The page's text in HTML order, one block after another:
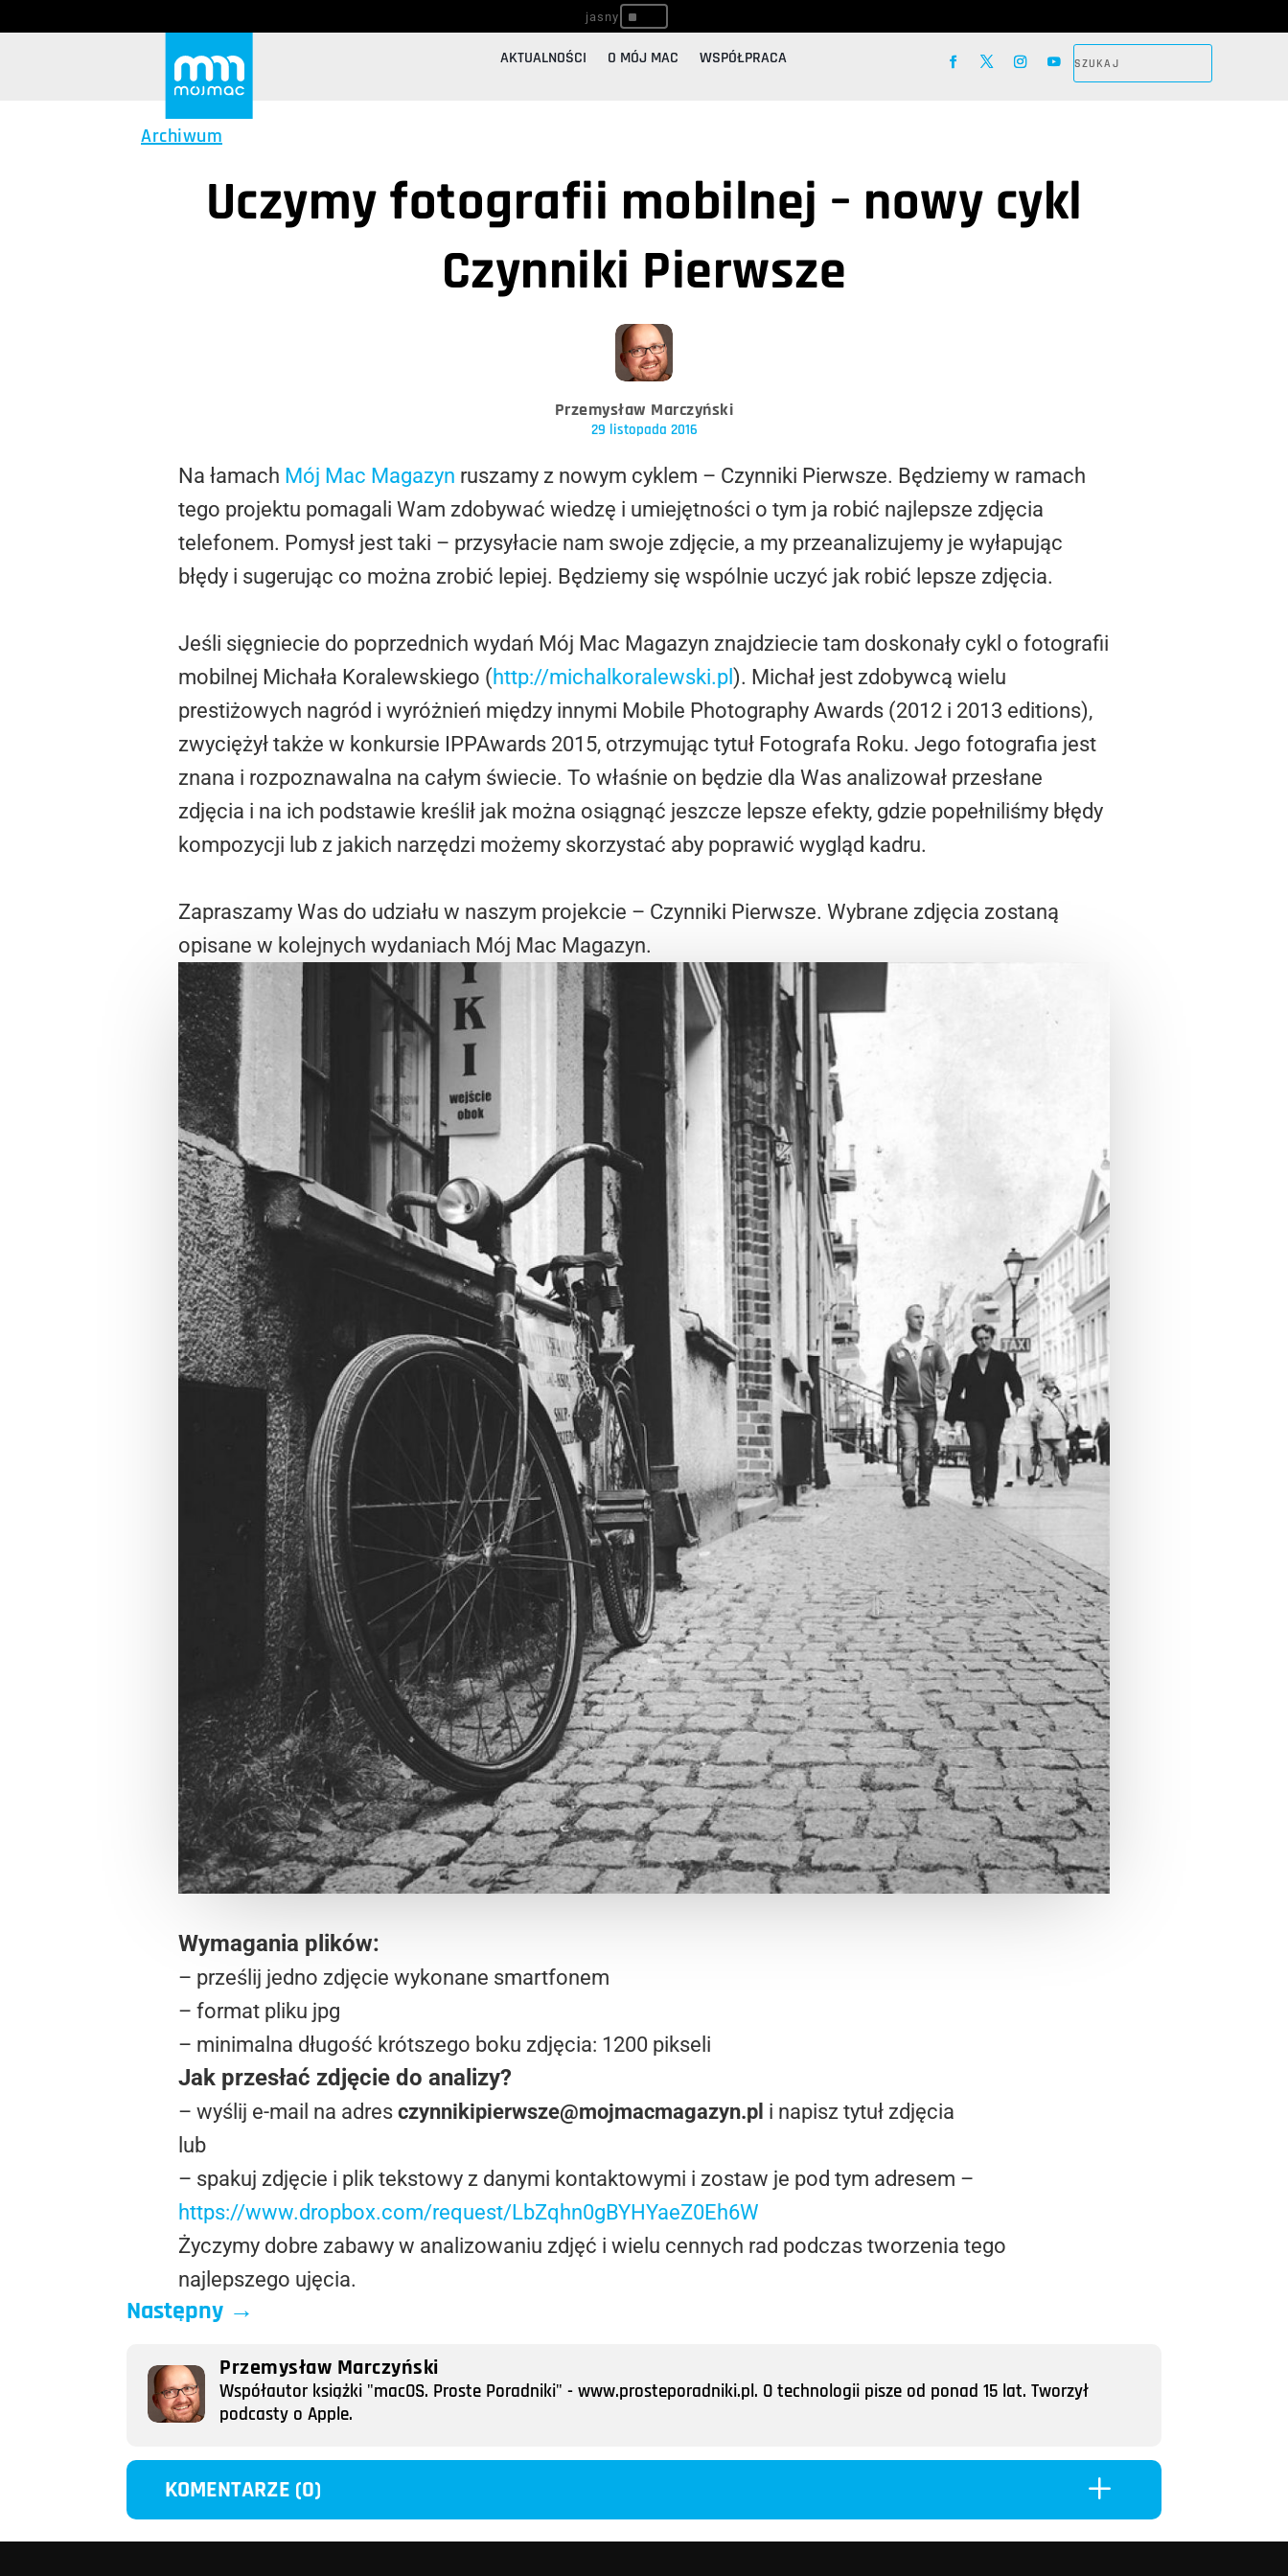
^
AKTUALNOŚCI O MÓJ MAC WSPÓŁPRACA
Archiwum
Uczymy fotografii mobilnej – nowy cykl
Czynniki Pierwsze
Przemysław Marczyński
29 listopada 2016
Na łamach Mój Mac Magazyn ruszamy z nowym cyklem – Czynniki Pierwsze. Będziemy w ramach
tego projektu pomagali Wam zdobywać wiedzę i umiejętności o tym ja robić najlepsze zdjęcia
telefonem. Pomysł jest taki – przysyłacie nam swoje zdjęcie, a my przeanalizujemy je wyłapując
błędy i sugerując co można zrobić lepiej. Będziemy się wspólnie uczyć jak robić lepsze zdjęcia.
Jeśli sięgniecie do poprzednich wydań Mój Mac Magazyn znajdziecie tam doskonały cykl o fotografii
mobilnej Michała Koralewskiego (http://michalkoralewski.pl ). Michał jest zdobywcą wielu
prestiżowych nagród i wyróżnień między innymi Mobile Photography Awards (2012 i 2013 editions),
zwyciężył także w konkursie IPPAwards 2015, otrzymując tytuł Fotografa Roku. Jego fotografia jest
znana i rozpoznawalna na całym świecie. To właśnie on będzie dla Was analizował przesłane
zdjęcia i na ich podstawie kreślił jak można osiągnąć jeszcze lepsze efekty, gdzie popełniliśmy błędy
kompozycji lub z jakich narzędzi możemy skorzystać aby poprawić wygląd kadru.
Zapraszamy Was do udziału w naszym projekcie – Czynniki Pierwsze. Wybrane zdjęcia zostaną
opisane w kolejnych wydaniach Mój Mac Magazyn.
Wymagania plików:
– prześlij jedno zdjęcie wykonane smartfonem
– format pliku jpg
– minimalna długość krótszego boku zdjęcia: 1200 pikseli
Jak przesłać zdjęcie do analizy?
– wyślij e-mail na adres czynnikipierwsze@mojmacmagazyn.pl i napisz tytuł zdjęcia
lub
– spakuj zdjęcie i plik tekstowy z danymi kontaktowymi i zostaw je pod tym adresem –
https://www.dropbox.com/request/LbZqhn0gBYHYaeZ0Eh6W
Życzymy dobre zabawy w analizowaniu zdjęć i wielu cennych rad podczas tworzenia tego
najlepszego ujęcia.
Następny →
Przemysław Marczyński
Współautor książki "macOS. Proste Poradniki" - www.prosteporadniki.pl. O technologii pisze od ponad 15 lat. Tworzył
podcasty o Apple.
KOMENTARZE (0) L